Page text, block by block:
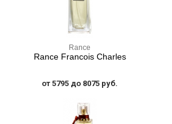
Rance
Rance Francois Charles
от 5795 до 8075 руб.